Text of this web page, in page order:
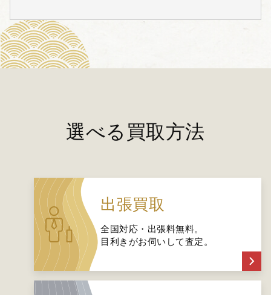
選べる買取方法
出張買取
全国対応・出張料無料。
目利きがお伺いして査定。